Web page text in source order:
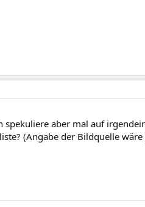
aber mal auf
(Angabe der Bildquelle wäre